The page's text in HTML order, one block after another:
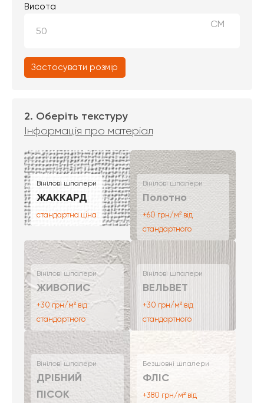
Висота
СМ
Застосувати розмір
2. Оберіть текстуру
Інформація про матеріал
Вінілові шпалери
ЖАККАРД
стандартна ціна
Вінілові шпалери
Полотно
+60 грн/м² від
стандартного
Вінілові шпалери
ЖИВОПИС
+30 грн/м² від
стандартного
Вінілові шпалери
ВЕЛЬВЕТ
+30 грн/м² від
стандартного
Вінілові шпалери
ДРІБНИЙ
ПІСОК
Безшовні шпалери
ФЛІС
+380 грн/м² від